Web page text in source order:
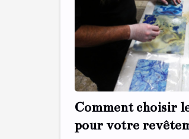
Comment choisir
pour votre